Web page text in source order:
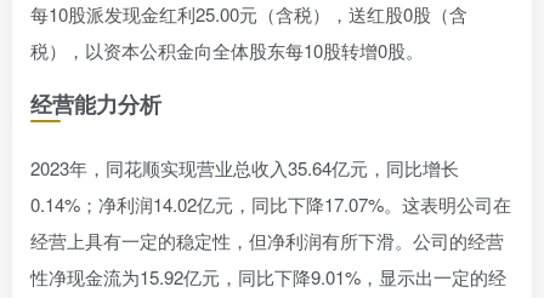
每10股派发现金红利25.00元（含税），送红股0股（含
税），以资本公积金向全体股东每10股转增0股。
经营能力分析
2023年，同花顺实现营业总收入35.64亿元，同比增长
0.14%；净利润14.02亿元，同比下降17.07%。这表明公司在
经营上具有一定的稳定性，但净利润有所下滑。公司的经营
性净现金流为15.92亿元，同比下降9.01%，显示出一定的经